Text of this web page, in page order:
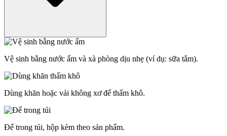
Vệ sinh bằng nước ấm và xà phòng dịu nhẹ (ví dụ: sữa tắm).
Dùng khăn hoặc vải không xơ để thấm khô.
Để trong túi, hộp kèm theo sản phẩm.